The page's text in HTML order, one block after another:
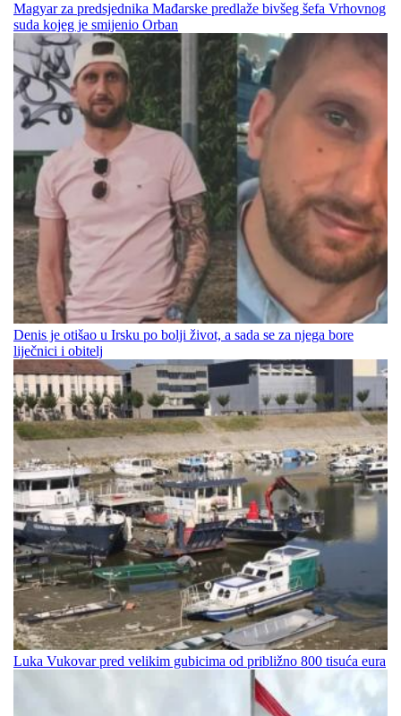
Magyar za predsjednika Mađarske predlaže bivšeg šefa Vrhovnog
suda kojeg je smijenio Orban
Denis je otišao u Irsku po bolji život, a sada se za njega bore
liječnici i obitelj
Luka Vukovar pred velikim gubicima od približno 800 tisuća eura